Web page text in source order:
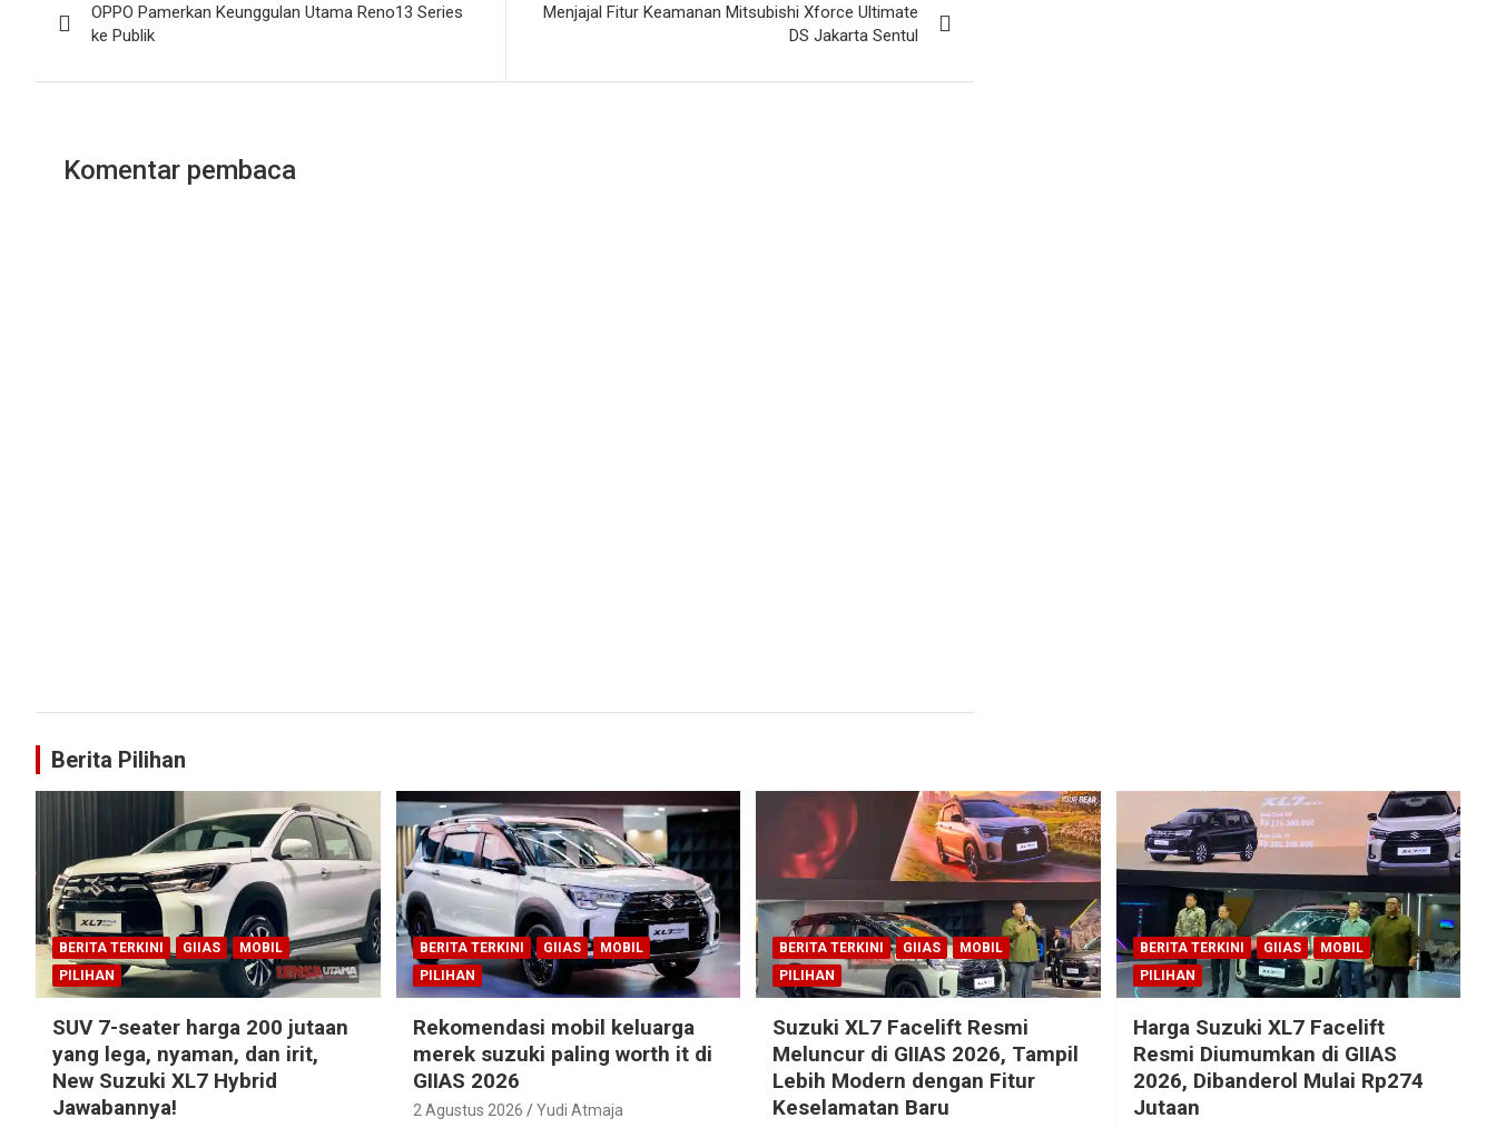
pos
OPPO Pamerkan Keunggulan Utama Reno13 Series
ke Publik
Menjajal Fitur Keamanan Mitsubishi Xforce Ultimate
DS Jakarta Sentul
Komentar pembaca
Berita Pilihan
BERITA TERKINI GIIAS
MOBIL
PILIHAN
SUV 7-seater harga 200 jutaan
yang lega, nyaman, dan irit,
New Suzuki XL7 Hybrid
Jawabannya!
BERITA TERKINI GIIAS
MOBIL
PILIHAN
Rekomendasi mobil keluarga
merek suzuki paling worth it di
GIIAS 2026
2 Agustus 2026 Yudi Atmaja
BERITA TERKINI GIIAS
MOBIL
PILIHAN
Suzuki XL7 Facelift Resmi
Meluncur di GIIAS 2026, Tampil
Lebih Modern dengan Fitur
Keselamatan Baru
BERITA TERKINI GIIAS
MOBIL
PILIHAN
Harga Suzuki XL7 Facelift
Resmi Diumumkan di GIIAS
2026, Dibanderol Mulai Rp274
Jutaan